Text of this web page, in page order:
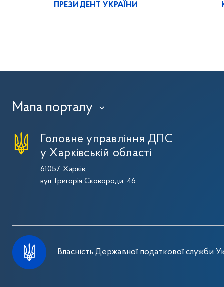
ПРЕЗИДЕНТ УКРАЇНИ
Мапа порталу ›
Головне управління ДПС
у Харківській області
61057, Харків,
вул. Григорія Сковороди, 46
Власність Державної податкової служби